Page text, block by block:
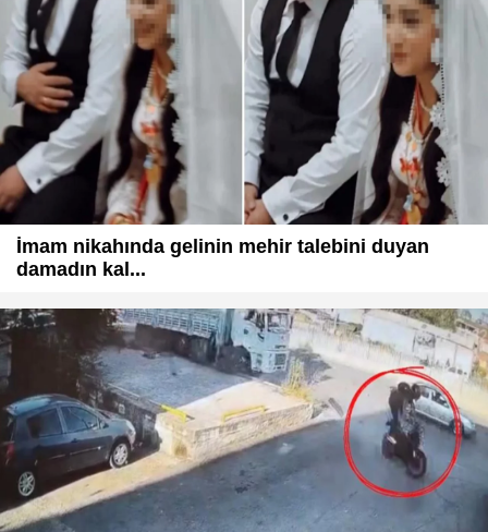
İmam nikahında gelinin mehir talebini duyan
damadın kal...